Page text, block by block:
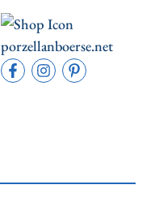
porzellanboerse.net